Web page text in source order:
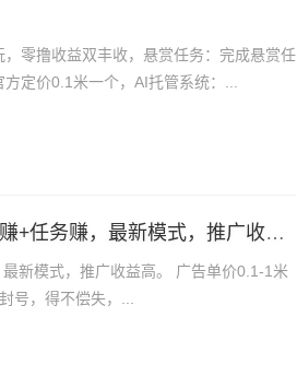
零撸收益双丰收，悬赏任务：完成悬赏任
定价0.1米一个，AI托管系统：...
〖三花乐园〗零撸保底收益高，广告赚+任务赚，最新模式，推广收益高。
新模式，推广收益高。 广告单价0.1-1米
号，得不偿失，...